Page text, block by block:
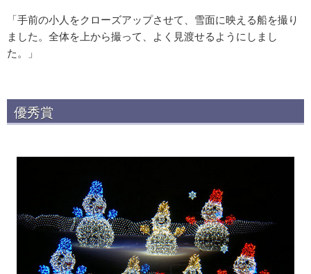
「手前の小人をクローズアップさせて、雪面に映える船を撮り
ました。全体を上から撮って、よく見渡せるようにしまし
た。」
優秀賞